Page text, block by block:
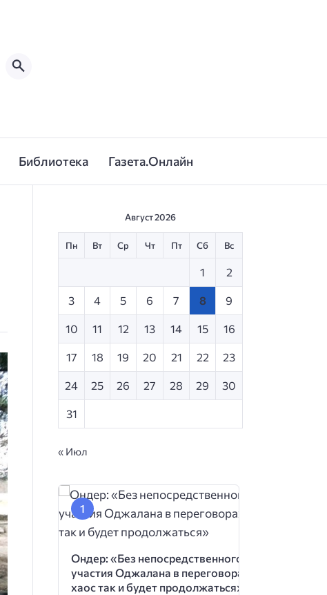
Библиотека Газета.Онлайн
Август 2026
Пн Вт Ср Чт Пт Сб Вс
1 2
3 4 5 6 7 8 9
10 11 12 13 14 15 16
17 18 19 20 21 22 23
24 25 26 27 28 29 30
31
« Июл
Ондер: «Без непосредственного
участия Оджалана в переговорах
хаос так и будет продолжаться»